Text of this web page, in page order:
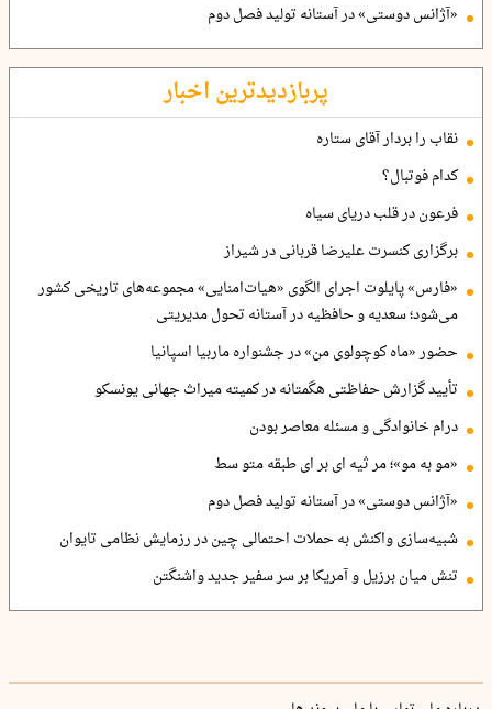
«آژانس دوستی» در آستانه تولید فصل دوم
پربازدیدترین اخبار
نقاب را بردار آقای ستاره
کدام فوتبال؟
فرعون در قلب دریای سیاه
برگزاری کنسرت علیرضا قربانی در شیراز
«فارس» پایلوت اجرای الگوی «هیات‌امنایی» مجموعه‌های تاریخی کشور
می‌شود؛ سعدیه و حافظیه در آستانه تحول مدیریتی
حضور «ماه کوچولوی من» در جشنواره ماربیا اسپانیا
تأیید گزارش حفاظتی هگمتانه در کمیته میراث جهانی یونسکو
درام خانوادگی و مسئله معاصر بودن
«مو به مو»؛ مر ثیه ای بر ای طبقه متو سط
«آژانس دوستی» در آستانه تولید فصل دوم
شبیه‌سازی واکنش به حملات احتمالی چین در رزمایش نظامی تایوان
تنش میان برزیل و آمریکا بر سر سفیر جدید واشنگتن